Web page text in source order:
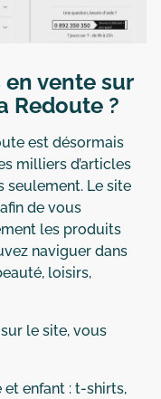
vente sur
Redoute ?
est désormais
milliers d’articles
seulement. Le site
de vous
les produits
naviguer dans
loisirs,
le site, vous
enfant : t-shirts,